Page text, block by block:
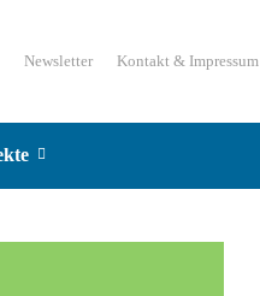
Newsletter Kontakt & Impressum